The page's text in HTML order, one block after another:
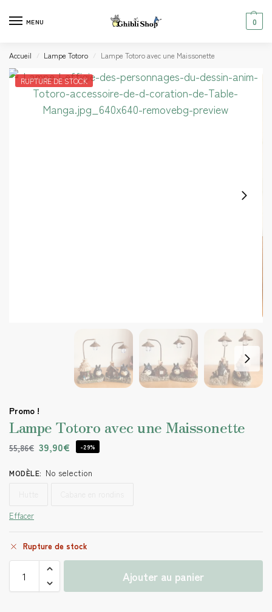
MENU 0
Accueil / Lampe Totoro / Lampe Totoro avec une Maissonette
RUPTURE DE STOCK
Promo !
Lampe Totoro avec une Maissonette
55,86€ 39,90€ -29%
MODÈLE: No selection
Effacer
Rupture de stock
Ajouter au panier